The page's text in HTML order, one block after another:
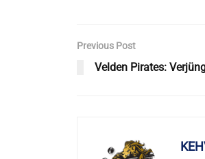
Previous Post
Velden Pirates: